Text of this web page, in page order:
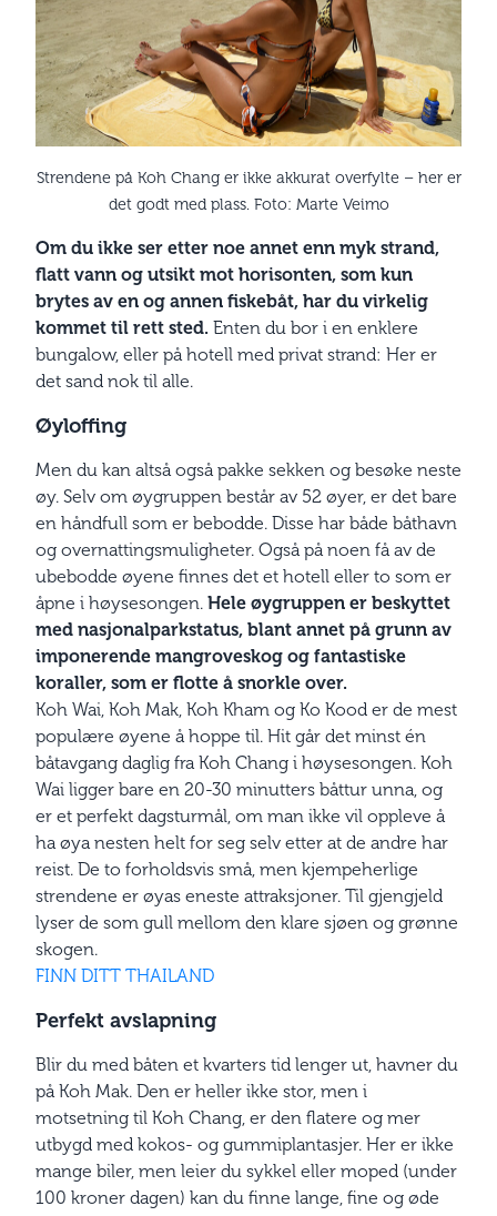
Strendene på Koh Chang er ikke akkurat overfylte – her er
det godt med plass. Foto: Marte Veimo
Om du ikke ser etter noe annet enn myk strand,
flatt vann og utsikt mot horisonten, som kun
brytes av en og annen fiskebåt, har du virkelig
kommet til rett sted. Enten du bor i en enklere
bungalow, eller på hotell med privat strand: Her er
det sand nok til alle.
Øyloffing
Men du kan altså også pakke sekken og besøke neste
øy. Selv om øygruppen består av 52 øyer, er det bare
en håndfull som er bebodde. Disse har både båthavn
og overnattingsmuligheter. Også på noen få av de
ubebodde øyene finnes det et hotell eller to som er
åpne i høysesongen. Hele øygruppen er beskyttet
med nasjonalparkstatus, blant annet på grunn av
imponerende mangroveskog og fantastiske
koraller, som er flotte å snorkle over.
Koh Wai, Koh Mak, Koh Kham og Ko Kood er de mest
populære øyene å hoppe til. Hit går det minst én
båtavgang daglig fra Koh Chang i høysesongen. Koh
Wai ligger bare en 20-30 minutters båttur unna, og
er et perfekt dagsturmål, om man ikke vil oppleve å
ha øya nesten helt for seg selv etter at de andre har
reist. De to forholdsvis små, men kjempeherlige
strendene er øyas eneste attraksjoner. Til gjengjeld
lyser de som gull mellom den klare sjøen og grønne
skogen.
FINN DITT THAILAND
Perfekt avslapning
Blir du med båten et kvarters tid lenger ut, havner du
på Koh Mak. Den er heller ikke stor, men i
motsetning til Koh Chang, er den flatere og mer
utbygd med kokos- og gummiplantasjer. Her er ikke
mange biler, men leier du sykkel eller moped (under
100 kroner dagen) kan du finne lange, fine og øde